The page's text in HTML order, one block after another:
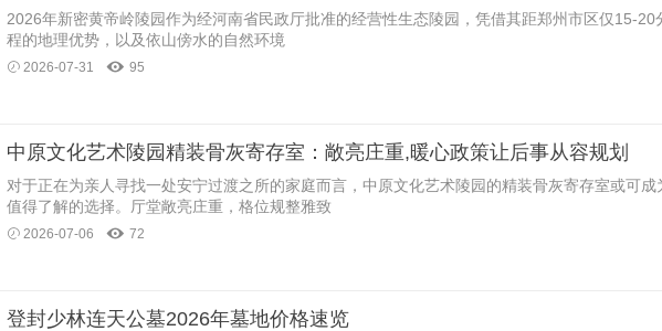
2026年新密黄帝岭陵园作为经河南省民政厅批准的经营性生态陵园，凭借其距郑州市区仅15-20
程的地理优势，以及依山傍水的自然环境
2026-07-31 95
中原文化艺术陵园精装骨灰寄存室：敞亮庄重,暖心政策让后事从容规划
对于正在为亲人寻找一处安宁过渡之所的家庭而言，中原文化艺术陵园的精装骨灰寄存室或可成
值得了解的选择。厅堂敞亮庄重，格位规整雅致
2026-07-06 72
登封少林连天公墓2026年墓地价格速览